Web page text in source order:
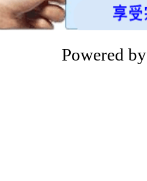
Powered by